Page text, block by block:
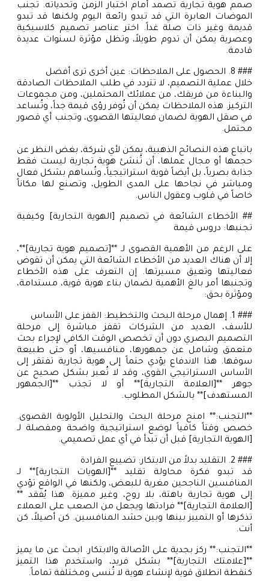
صمم هوية تجارية تصمد أمام اختبار الزمن وتحدياته. تجنب
الموضات العابرة التي قد تبدو رائعة اليوم ولكنها قد تبدو
قديمة وغير ذات صلة غداً. اختر عناصر تصميم كلاسيكية
وعصرية يمكن أن تدوم طويلاً، وتظل مؤثرة لسنوات عديدة
قادمة.
### 8. الحصول على الملاحظات: عين أخرى ترى أفضل
خلال عملية التصميم، لا تتردد في طلب الملاحظات الصادقة
والبناءة من فريقك، من عملائك المحتملين، ومن مجموعات
التركيز. هذه الملاحظات يمكن أن تُوفر رؤى قيمة جداً، وتُساعد
في صقل الهوية لضمان فعاليتها القصوى، وتجنب أي قصور
محتمل.
باتباع هذه النصائح الذهبية، يمكن لأي شركة، بغض النظر عن
حجمها أو مجال عملها، أن تُنشئ هوية تجارية ليست فقط
جذابة بصرياً، بل أيضاً قوية استراتيجياً، وتُساهم بشكل فعال
ومباشر في نجاحها على المدى الطويل، وتصنع لها مكاناً
خاصاً في قلوب وعقول الناس.
## الأخطاء الشائعة في تصميم [الهوية التجارية] وكيفية
تجنبها: دروس قيمة
على الرغم من الأهمية القصوى لـ **[تصميم هوية تجارية]**،
إلا أن هناك العديد من الأخطاء الشائعة التي يمكن أن تقوض
فعاليتها وتعيق مسيرتها. إن التعرف على هذه الأخطاء
وتجنبها أمر بالغ الأهمية لضمان بناء هوية قوية، مستدامة،
ومؤثرة بحق:
### 1. إهمال مرحلة البحث والتخطيط: القفز على الأساس
للأسف، العديد من الشركات تقفز مباشرة إلى مرحلة
التصميم البصري دون أن تخصص الوقت الكافي لإجراء بحث
متعمق وشامل عن جمهورها، منافسيها، أو حتى طبيعة
سوقها. هذا الاندفاع يؤدي حتماً إلى هوية تجارية تفتقر إلى
الأساس الاستراتيجي القوي، وقد لا تُعبر بشكل صحيح عن
جوهر **[العلامة التجارية]** أو لا تجذب **[الجمهور
المستهدف]** بالشكل المطلوب.
**التجنب:** امنح مرحلة البحث والتحليل الأولوية القصوى.
خصص وقتاً كافياً لوضع استراتيجية واضحة ومفصلة لـ
[الهوية التجارية] قبل أن تبدأ في أي عمل تصميمي.
### 2. التقليد بدلاً من الابتكار: تضييع الفرادة
قد تبدو فكرة محاولة تقليد **[الهويات التجارية]** لـ
المنافسين الناجحين مغرية للبعض، ولكنها في الواقع تؤدي
إلى هوية تجارية باهتة، بلا روح، وغير مميزة. هذا يُفقد **
[العلامة التجارية]** فرادتها ويجعل من الصعب على العملاء
تذكرها أو التمييز بينها وبين حشد المنافسين. كن أصيلاً، كن
أنت.
**التجنب:** ركز بجدية على الأصالة والابتكار. ابحث عن ما يميز
**[علامتك التجارية]** بشكل فريد، واستخدم هذا التميز
كنقطة انطلاق قوية لإنشاء هوية لا تُنسى ومختلفة تماماً.